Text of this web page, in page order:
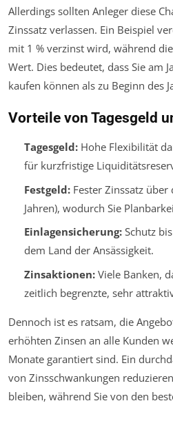
Allerdings sollten Anleger diese
Zinssatz verlassen. Ein Beispiel
mit 1 % verzinst wird, während
Wert. Dies bedeutet, dass Sie am
kaufen können als zu Beginn des
Vorteile von Tagesgeld
Tagesgeld:Hohe Flexibilität
für kurzfristige
Festgeld:Fester Zinssatz über
Jahren), wodurch Sie
Einlagensicherung:Schutz
dem Land der Ansässigkeit.
Zinsaktionen:Viele Banken,
zeitlich begrenzte, sehr
Dennoch ist es ratsam, die
erhöhten Zinsen an alle Kunden
Monate garantiert sind. Ein
von Zinsschwankungen
bleiben, während Sie von den